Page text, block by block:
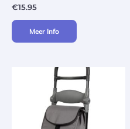
€15.95
Meer Info